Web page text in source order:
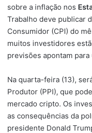
sobre a inflação nos
Trabalho deve publicar
Consumidor (CPI) do
muitos investidores
previsões apontam para
Na quarta-feira (13),
Produtor (PPI), que
mercado cripto. Os
as consequências da
presidente Donald